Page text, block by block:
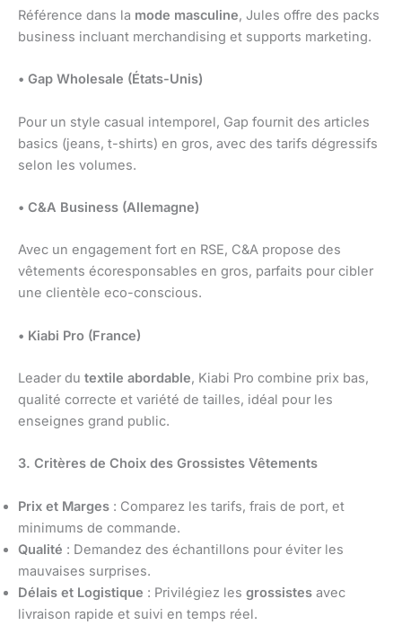
Référence dans la mode masculine, Jules offre des packs
business incluant merchandising et supports marketing.
• Gap Wholesale (États-Unis)
Pour un style casual intemporel, Gap fournit des articles
basics (jeans, t-shirts) en gros, avec des tarifs dégressifs
selon les volumes.
• C&A Business (Allemagne)
Avec un engagement fort en RSE, C&A propose des
vêtements écoresponsables en gros, parfaits pour cibler
une clientèle eco-conscious.
• Kiabi Pro (France)
Leader du textile abordable, Kiabi Pro combine prix bas,
qualité correcte et variété de tailles, idéal pour les
enseignes grand public.
3. Critères de Choix des Grossistes Vêtements
Prix et Marges : Comparez les tarifs, frais de port, et
minimums de commande.
Qualité : Demandez des échantillons pour éviter les
mauvaises surprises.
Délais et Logistique : Privilégiez les grossistes avec
livraison rapide et suivi en temps réel.